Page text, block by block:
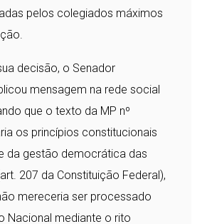
pelos colegiados máximos
decisão, o Senador
mensagem na rede social
que o texto da MP nº
os princípios constitucionais
da gestão democrática das
207 da Constituição Federal),
mereceria ser processado
Nacional mediante o rito